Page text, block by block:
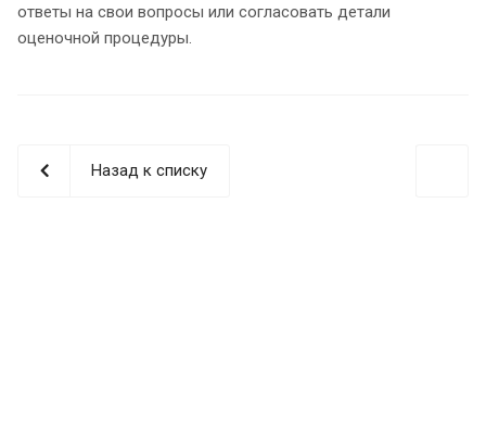
ответы на свои вопросы или согласовать детали
оценочной процедуры.
Назад к списку